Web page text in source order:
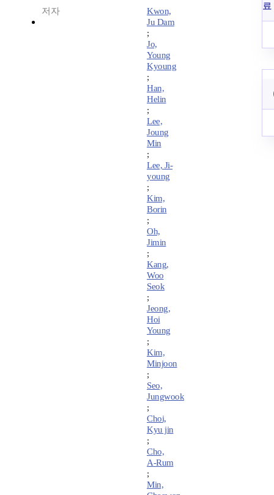
저자
Kwon,
Ju Dam
;
Jo,
Young
Kyoung
;
Han,
Helin
;
Lee,
Joung
Min
;
Lee, Ji-
young
;
Kim,
Borin
;
Oh,
Jimin
;
Kang,
Woo
Seok
;
Jeong,
Hoi
Young
;
Kim,
Minjoon
;
Seo,
Jungwook
;
Choi,
Kyu jin
;
Cho,
A-Rum
;
Min,
료